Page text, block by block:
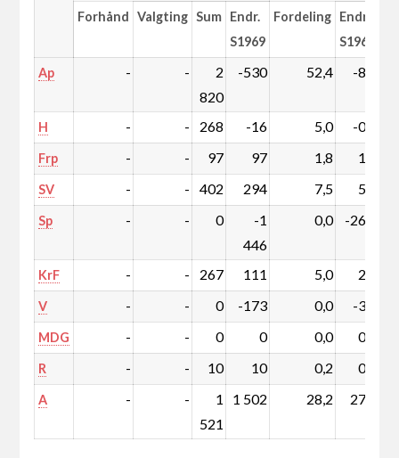
Forhånd Valgting Sum Endr.
S1969
Fordeling Endr.
S1969
Ap - -
2
820
-530 52,4 -8,1
H - - 268 -16 5,0 -0,2
Frp - - 97 97 1,8 1,8
SV - - 402 294 7,5 5,5
Sp - - 0
-1
446
0,0 -26,1
KrF - - 267 111 5,0 2,1
V - - 0 -173 0,0 -3,1
MDG - - 0 0 0,0 0,0
R - - 10 10 0,2 0,2
A - -
1
521
1 502 28,2 27,9